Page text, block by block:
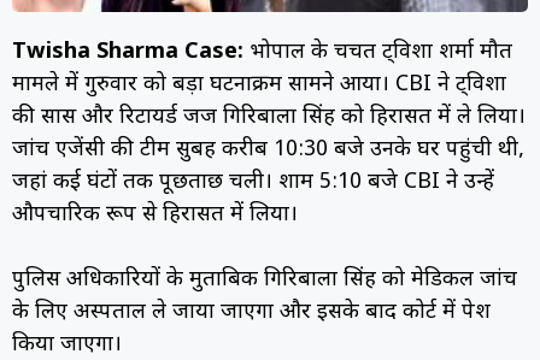
Twisha Sharma Case: भोपाल के चर्चित ट्विशा शर्मा मौत
मामले में गुरुवार को बड़ा घटनाक्रम सामने आया। CBI ने ट्विशा
की सास और रिटायर्ड जज गिरिबाला सिंह को हिरासत में ले लिया।
जांच एजेंसी की टीम सुबह करीब 10:30 बजे उनके घर पहुंची थी,
जहां कई घंटों तक पूछताछ चली। शाम 5:10 बजे CBI ने उन्हें
औपचारिक रूप से हिरासत में लिया।
पुलिस अधिकारियों के मुताबिक गिरिबाला सिंह को मेडिकल जांच
के लिए अस्पताल ले जाया जाएगा और इसके बाद कोर्ट में पेश
किया जाएगा।